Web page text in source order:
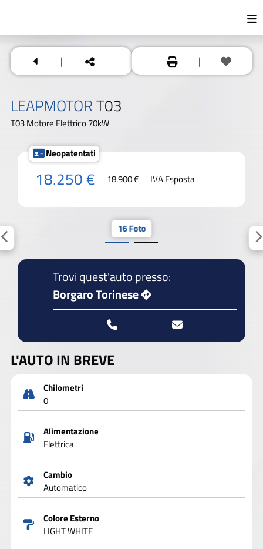
| |
LEAPMOTORT03
T03 Motore Elettrico 70kW
Neopatentati
18.250 € 18.900 € IVA Esposta
16 Foto
Trovi quest'auto presso:
Borgaro Torinese
L'AUTO IN BREVE
Chilometri
0
Alimentazione
Elettrica
Cambio
Automatico
Colore Esterno
LIGHT WHITE